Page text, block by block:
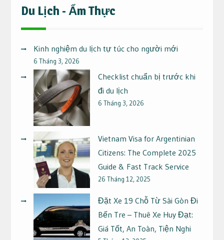
Du Lịch - Ẩm Thực
Kinh nghiệm du lịch tự túc cho người mới
6 Tháng 3, 2026
Checklist chuẩn bị trước khi
đi du lịch
6 Tháng 3, 2026
Vietnam Visa for Argentinian
Citizens: The Complete 2025
Guide & Fast Track Service
26 Tháng 12, 2025
Đặt Xe 19 Chỗ Từ Sài Gòn Đi
Bến Tre – Thuê Xe Huy Đạt:
Giá Tốt, An Toàn, Tiện Nghi